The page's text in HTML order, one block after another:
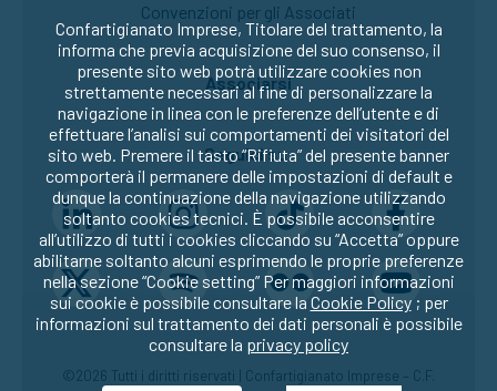
Convenzioni per gli Associati
Associarsi
Seguici su:
©2026 Tutti i diritti riservati | Confartigianato Imprese – C.F.
Confartigianato Imprese, Titolare del trattamento, la
informa che previa acquisizione del suo consenso, il
presente sito web potrà utilizzare cookies non
strettamente necessari al fine di personalizzare la
navigazione in linea con le preferenze dell’utente e di
effettuare l’analisi sui comportamenti dei visitatori del
sito web. Premere il tasto “Rifiuta” del presente banner
comporterà il permanere delle impostazioni di default e
dunque la continuazione della navigazione utilizzando
soltanto cookies tecnici. È possibile acconsentire
all’utilizzo di tutti i cookies cliccando su “Accetta” oppure
abilitarne soltanto alcuni esprimendo le proprie preferenze
nella sezione “Cookie setting” Per maggiori informazioni
sui cookie è possibile consultare la Cookie Policy; per
informazioni sul trattamento dei dati personali è possibile
consultare la privacy policy